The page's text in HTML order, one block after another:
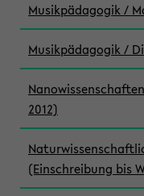
Musikpädagogik /
Musikpädagogik /
2012)
(Einschreibung bis